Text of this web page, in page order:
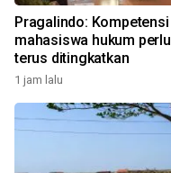
Pragalindo: Kompetensi
mahasiswa hukum perlu
terus ditingkatkan
1 jam lalu